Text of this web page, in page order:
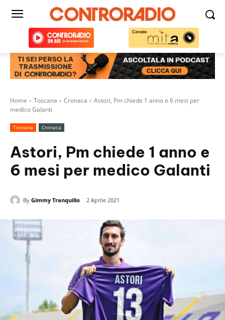
Home Toscana Cronaca
Astori, Pm chiede 1 anno e 6 mesi per
medico Galanti
Toscana Cronaca
Astori, Pm chiede 1 anno e
6 mesi per medico Galanti
By Gimmy Tranquillo 2 Aprile 2021